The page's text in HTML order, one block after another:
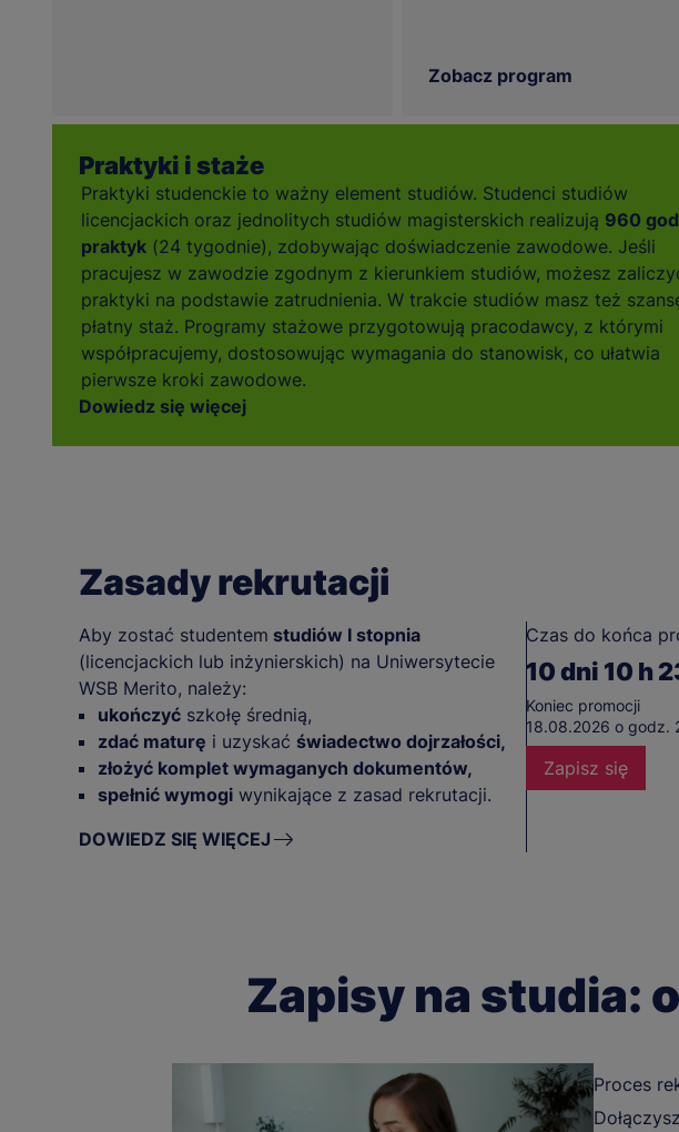
Zobacz program
Praktyki i staże
Praktyki studenckie to ważny element studiów. Studenci studiów
licencjackich oraz jednolitych studiów magisterskich realizują 960
praktyk (24 tygodnie), zdobywając doświadczenie zawodowe. Jeśli
pracujesz w zawodzie zgodnym z kierunkiem studiów, możesz
praktyki na podstawie zatrudnienia. W trakcie studiów masz też
płatny staż. Programy stażowe przygotowują pracodawcy, z którymi
współpracujemy, dostosowując wymagania do stanowisk, co ułatwia
pierwsze kroki zawodowe.
Dowiedz się więcej
Zasady rekrutacji
Aby zostać studentem studiów I stopnia
(licencjackich lub inżynierskich) na Uniwersytecie
WSB Merito, należy:
ukończyć szkołę średnią,
zdać maturę i uzyskać świadectwo dojrzałości,
złożyć komplet wymaganych dokumentów,
spełnić wymogi wynikające z zasad rekrutacji.
DOWIEDZ SIĘ WIĘCEJ
Czas do końca
10dni 10 h
Koniec promocji
18.08.2026 o godz.
Zapisz się
Zapisy na studia:
Proces
Dołączysz